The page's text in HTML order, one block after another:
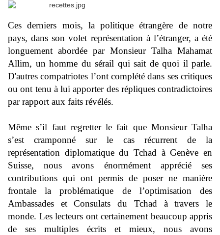
Ces derniers mois, la politique étrangère de notre
pays, dans son volet représentation à l’étranger, a été
longuement abordée par Monsieur Talha Mahamat
Allim, un homme du sérail qui sait de quoi il parle.
D'autres compatriotes l’ont complété dans ses critiques
ou ont tenu à lui apporter des répliques contradictoires
par rapport aux faits révélés.
Même s’il faut regretter le fait que Monsieur Talha
s’est cramponné sur le cas récurrent de la
représentation diplomatique du Tchad à Genève en
Suisse, nous avons énormément apprécié ses
contributions qui ont permis de poser ne manière
frontale la problématique de l’optimisation des
Ambassades et Consulats du Tchad à travers le
monde. Les lecteurs ont certainement beaucoup appris
de ses multiples écrits et mieux, nous avons